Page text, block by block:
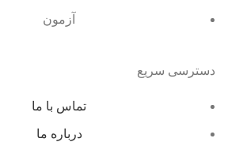
آزمون
دسترسی سریع
تماس با ما
درباره ما